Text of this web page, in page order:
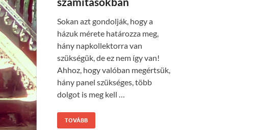
Sokan azt gondolják, hogy a
házuk mérete határozza meg,
hány napkollektorra van
szükségük, de ez nem így van!
Ahhoz, hogy valóban megértsük,
hány panel szükséges, több
dolgot is meg kell …
TOVÁBB